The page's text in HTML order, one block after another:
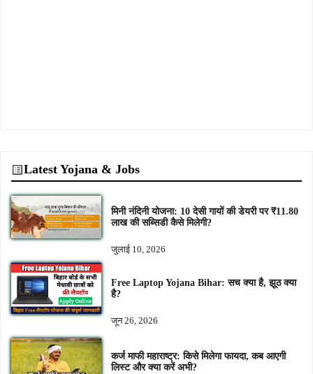
Latest Yojana & Jobs
मिनी नंदिनी योजना: 10 देसी गायों की डेयरी पर ₹11.80
लाख की सब्सिडी कैसे मिलेगी?
जुलाई 10, 2026
Free Laptop Yojana Bihar: सच क्या है, झूठ क्या
है?
जून 26, 2026
कर्ज माफी महाराष्ट्र: किसे मिलेगा फायदा, कब आएगी
लिस्ट और क्या करें अभी?